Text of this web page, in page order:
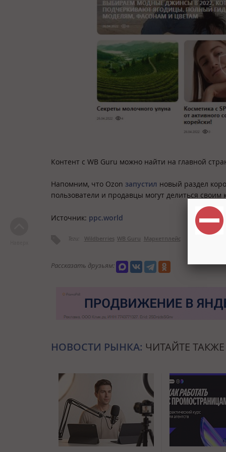
Контент с WB Guru можно найти на главной
Напомним, что Ozon запустил новый раздел
пользователи и продавцы могут делиться своим
Источник: ppc.world
Теги: Wildberries WB Guru Маркетплейс
Рассказать друзьям:
НОВОСТИ РЫНКА: ЧИТАЙТЕ ТАКЖЕ